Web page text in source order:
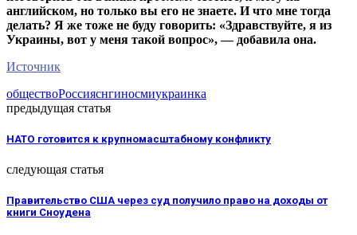
английском, но только вы его не знаете. И что мне тогда
делать? Я же тоже не буду говорить: «Здравствуйте, я из
Украины, вот у меня такой вопрос», — добавила она.
Источник
обществоРоссияснгиносмиукраинка
предыдущая статья
НАТО готовится к крупномасштабному конфликту
следующая статья
Правительство США через суд получило право на доходы от
книги Сноудена